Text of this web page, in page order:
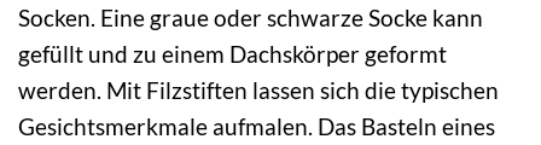
Socken. Eine graue oder schwarze Socke kann
gefüllt und zu einem Dachskörper geformt
werden. Mit Filzstiften lassen sich die typischen
Gesichtsmerkmale aufmalen. Das Basteln eines